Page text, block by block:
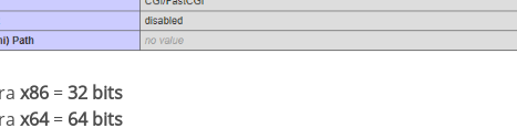
x86 =32 bits
x64= 64 bits